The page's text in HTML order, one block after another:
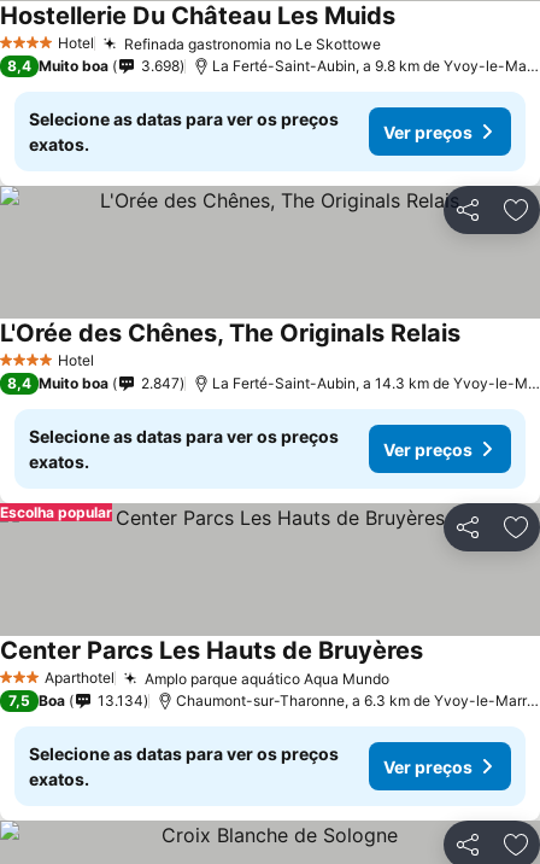
4 EstrelasHotel Refinada gastronomia no Le SkottoweVer preços
Hostellerie Du Château Les MuidsVer preços
8,4 Muito boa 3.698 La Ferté-Saint-Aubin, a 9.8 km de Yvoy-le-
Selecione as datas para ver os preços
exatos.
Ver preços
Partilhar
4 EstrelasHotel
L'Orée des Chênes, The Originals RelaisVer
8,4 Muito boa 2.847 La Ferté-Saint-Aubin, a 14.3 km de Yvoy-le-
Selecione as datas para ver os preços
exatos.
Ver preços
Partilhar
Escolha popular
3 EstrelasAparthotel Amplo parque aquático Aqua MundoVer preços
Center Parcs Les Hauts de BruyèresVer preços
7,5 Boa 13.134 Chaumont-sur-Tharonne, a 6.3 km de Yvoy-le-
Selecione as datas para ver os preços
exatos.
Ver preços
Partilhar